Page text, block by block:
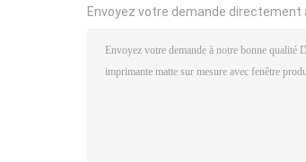
Envoyez votre demande directement